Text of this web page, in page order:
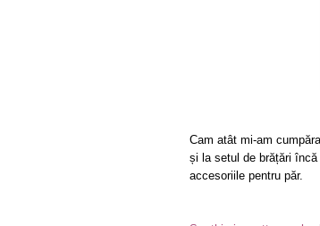
Cam atât mi-am
și la setul de brățări
accesoriile pentru păr.